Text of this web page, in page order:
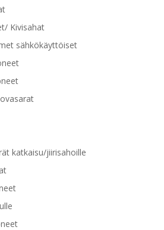
Kivisahat
sähkökäyttöiset
katkaisu/jiirisahoille